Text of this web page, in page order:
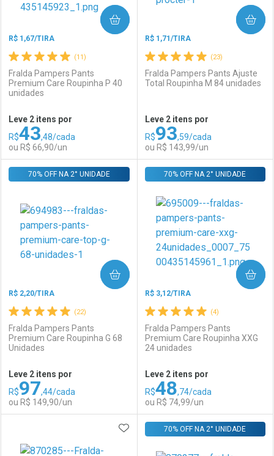
Comprar sem Desconto
Por R$ 143,99/cada
Comprar sem Desconto
Por R$ 143,99/cada
Comprar sem Desconto
Por R$ 143,90/cada
Comprar sem Desconto
Por R$ 143,90/cada
(11)
R$ 1,67/TIRA
Fralda Pampers Pants
Premium Care Roupinha P 40
unidades
Leve 2 itens por
R$43,48/cada
ou R$ 66,90/un
COMPRAR
FECHAR
Laboratório
Comprar sem Desconto
Por R$ 66,90/cada
FECHAR
Por Menos
Comprar sem Desconto
Por R$ 66,90/cada
(23)
R$ 1,71/TIRA
Fralda Pampers Pants Ajuste
Total Roupinha M 84 unidades
Leve 2 itens por
R$93,59/cada
ou R$ 143,99/un
COMPRAR
Laboratório
Comprar sem Desconto
Por R$ 143,99/cada
Por Menos
Comprar sem Desconto
Por R$ 143,99/cada
(22)
R$ 2,20/TIRA
Fralda Pampers Pants
Premium Care Roupinha G 68
Unidades
70% OFF NA 2° UNIDADE
Leve 2 itens por
R$97,44/cada
ou R$ 149,90/un
COMPRAR
FECHAR
FECHAR
(4)
R$ 3,12/TIRA
Fralda Pampers Pants
Premium Care Roupinha XXG
24 unidades
70% OFF NA 2° UNIDADE
Leve 2 itens por
R$48,74/cada
ou R$ 74,99/un
COMPRAR
ADICIONAR AOS FAVORITOS
70% OFF NA 2° UNIDADE